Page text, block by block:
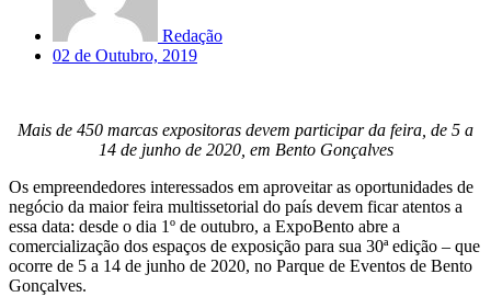
Redação
02 de Outubro, 2019
Mais de 450 marcas expositoras devem participar da feira, de 5 a
14 de junho de 2020, em Bento Gonçalves
Os empreendedores interessados em aproveitar as oportunidades de
negócio da maior feira multissetorial do país devem ficar atentos a
essa data: desde o dia 1º de outubro, a ExpoBento abre a
comercialização dos espaços de exposição para sua 30ª edição – que
ocorre de 5 a 14 de junho de 2020, no Parque de Eventos de Bento
Gonçalves.